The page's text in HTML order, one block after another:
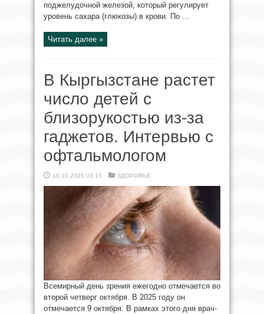
поджелудочной железой, который регулирует
уровень сахара (глюкозы) в крови. По ...
Читать далее »
В Кыргызстане растет
число детей с
близорукостью из-за
гаджетов. Интервью с
офтальмологом
10.10.2025 03:15 ЗДОРОВЬЕ
Всемирный день зрения ежегодно отмечается во
второй четверг октября. В 2025 году он
отмечается 9 октября. В рамках этого дня врач-